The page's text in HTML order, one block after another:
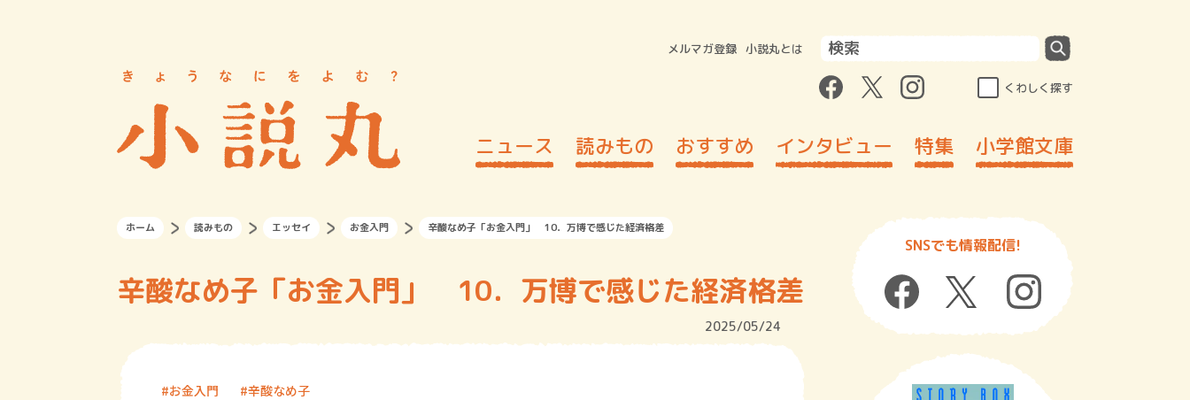
メルマガ登録 小説丸とは
くわしく探す
ニュース 読みもの おすすめ インタビュー 特集 小学館文庫
ホーム 読みもの エッセイ お金入門 辛酸なめ子「お金入門」 10．万博で感じた経済格差
辛酸なめ子「お金入門」 10．万博で感じた経済格差
2025/05/24
お金入門 辛酸なめ子
SNSでも情報配信!